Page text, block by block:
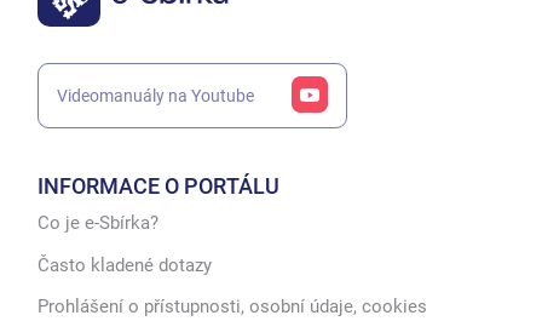
Videomanuály na Youtube
INFORMACE O PORTÁLU
Co je e-Sbírka?
Často kladené dotazy
Prohlášení o přístupnosti, osobní údaje, cookies